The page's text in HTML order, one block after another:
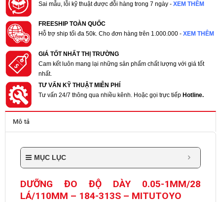
Sai mẫu, lỗi kỹ thuật được đỗi hàng trong 7 ngày - XEM THÊM
FREESHIP TOÀN QUỐC
Hỗ trợ ship tối đa 50k. Cho đơn hàng trên 1.000.000 - XEM THÊM
GIÁ TỐT NHẤT THỊ TRƯỜNG
Cam kết luôn mang lại những sản phẩm chất lượng với giá tốt
nhất.
TƯ VẤN KỸ THUẬT MIỄN PHÍ
Tư vấn 24/7 thông qua nhiều kênh. Hoặc gọi trực tiếp Hotline.
Mô tả
MỤC LỤC
DƯỠNG ĐO ĐỘ DÀY 0.05-1MM/28
LÁ/110MM – 184-313S – MITUTOYO